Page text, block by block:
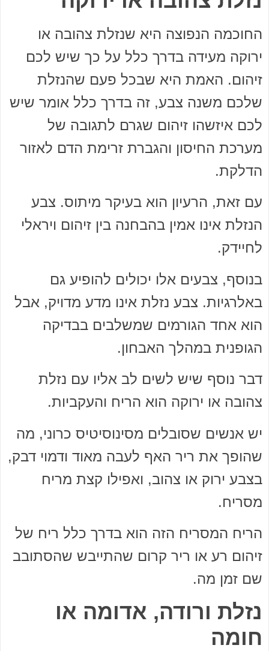
החוכמה הנפוצה היא שנזלת צהובה או
ירוקה מעידה בדרך כלל על כך שיש לכם
זיהום. האמת היא שבכל פעם שהנזלת
שלכם משנה צבע, זה בדרך כלל אומר שיש
לכם איזשהו זיהום שגרם לתגובה של
מערכת החיסון והגברת זרימת הדם לאזור
הדלקת.
עם זאת, הרעיון הוא בעיקר מיתוס. צבע
הנזלת אינו אמין בהבחנה בין זיהום ויראלי
לחיידק.
בנוסף, צבעים אלו יכולים להופיע גם
באלרגיות. צבע נזלת אינו מדע מדויק, אבל
הוא אחד הגורמים שמשלבים בבדיקה
הגופנית במהלך האבחון.
דבר נוסף שיש לשים לב אליו עם נזלת
צהובה או ירוקה הוא הריח והעקביות.
יש אנשים שסובלים מסינוסיטיס כרוני, מה
שהופך את ריר האף לעבה מאוד ודמוי דבק,
בצבע ירוק או צהוב, ואפילו קצת מריח
מסריח.
הריח המסריח הזה הוא בדרך כלל ריח של
זיהום רע או ריר קרום שהתייבש שהסתובב
שם זמן מה.
נזלת ורודה, אדומה או
חומה